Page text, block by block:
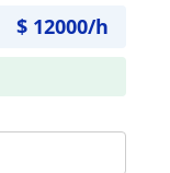
$ 12000/h